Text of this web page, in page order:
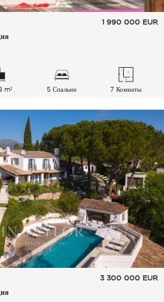
1 990 000 EUR
m² 5 Спальни 7 Комнаты
3 300 000 EUR